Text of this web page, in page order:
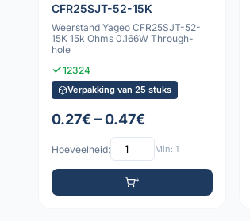
CFR25SJT-52-15K
Weerstand Yageo CFR25SJT-52-
15K 15k Ohms 0.166W Through-
hole
12324
Verpakking van 25 stuks
0.27€ – 0.47€
Hoeveelheid: Min: 1